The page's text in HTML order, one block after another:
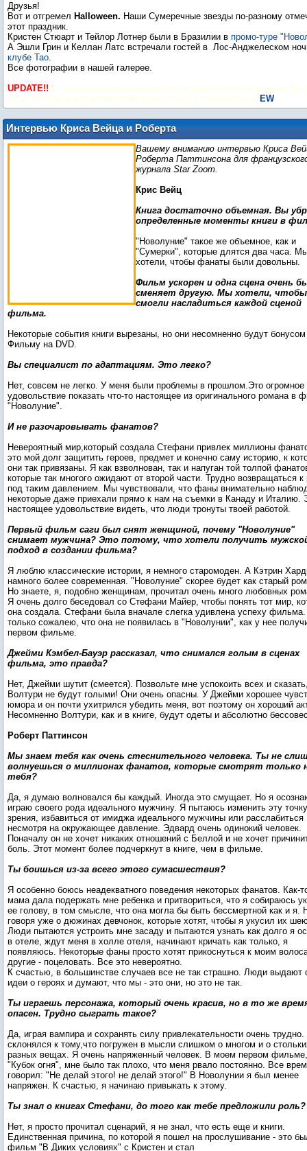
Друзья!
Вот и отгремел Halloween. Наши Сумеречные звезды по-разному
этот праздник.
Кристен Стюарт и Тейлор Лотнер были в Бразилии в промо-туре
А Эшли Грин и Келлан Латс встречали гостей в Лос-Анджелеском
клубе Tao.
Все фотографии в нашей галерее.
UPDATE!! В галерею добавлены еще фотографии из промо-тура в
а так же новая фотография Кристен Стюарт из фотосессии EW
Интервью Криса Вейца и Роберта
Паттинсона для журнале Star Zoom
Вашему вниманию интервью Криса
Роберта Паттинсона для
журнала Star Zoom.
Крис Вейц
Книга достаточно объемная. Вы
определенные моменты книги в
"Новолуние" такое же объемное, как и
"Сумерки", которые длятся два часа.
хотели, чтобы фанаты были довольны.
Фильм ускорен и одна сцена очень
сменяет другую. Мы хотели,
смогли насладиться каждой сценой
фильма.
Некоторые события книги вырезаны, но они несомненно будут бонусом
Фильму на DVD.
Вы специалист по адаптациям. Это легко?
Нет, совсем не легко. У меня были проблемы в прошлом.Это огромное
удовольствие показать что-то настоящее из оригинального романа в
"Новолуние".
И не разочаровывать фанатов?
Невероятный мир,который создала Стефани привлек миллионы
это мой долг защитить героев, предмет и конечно саму историю, к
они так привязаны. Я как взволнован, так и напуган той толпой
которые так многого ожидают от второй части. Трудно возвращаться к
под таким давлением. Мы чувствовали, что фаны внимательно
некоторые даже приехали прямо к нам на съемки в Канаду и Италию.
настоящее удовольствие видеть, что люди тронуты твоей работой.
Первый фильм саги был снят женщиной, почему "Новолуние"
снимает мужчина? Это потому, что хотели получить
подход в создании фильма?
Я люблю классические истории, я немного старомоден. А Кэтрин
намного более современная. "Новолуние" скорее будет как старый
Но знаете, я, подобно женщинам, прочитал очень много любовных
Я очень долго беседовал со Стефани Майер, чтобы понять тот мир,
она создала. Стефани была вначале слегка удивлена успеху
только сожалею, что она не появилась в "Новолунии", как у нее
первом фильме.
Джейми Кэмбел-Бауэр рассказал, что снимался голым в сценах
фильма, это правда?
Нет, Джейми шутит (смеется). Позвольте мне успокоить всех и
Волтури не будут голыми! Они очень опасны. У Джейми хорошее
юмора и он почти ухитрился убедить меня, вот поэтому он хороший
Несомненно Волтури, как и в книге, будут одеты и абсолютно
Роберт Паттинсон
Мы знаем тебя как очень стеснительного человека. Ты не
волнуешься о миллионах фанатов, которые смотрят только
тебя?
Да, я думаю волновался бы каждый. Иногда это смущает. Но я
играю своего рода идеального мужчину. Я пытаюсь изменить эту точку
зрения, избавиться от имиджа идеального мужчины или расслабиться
несмотря на окружающее давление. Эдвард очень одинокий человек.
Поначалу он не хочет никаких отношений с Беллой и не хочет
боль. Этот момент более подчеркнут в книге, чем в фильме.
Ты боишься из-за всего этого сумасшествия?
Я особенно боюсь неадекватного поведения некоторых фанатов. Как-
мама дала подержать мне ребенка и притвориться, что я собираюсь
ее голову, в том смысле, что она могла бы быть бессмертной как и я.
говоря уже о дюжинах девчонок, которые хотят, чтобы я укусил их
Люди пытаются устроить мне засаду и пытаются узнать как долго я
в отеле, ждут меня в холле отеля, начинают кричать как только, я
появляюсь. Некоторые фаны просто хотят прикоснуться к моим
другие - поцеловать. Все это невероятно.
К счастью, в большинстве случаев все не так страшно. Люди выдают
идеи о героях и думают, что мы - это они, но это не так.
Ты играешь персонажа, который очень красив, но в то же
опасен. Трудно сыграть такое?
Да, играя вампира и сохранять силу привлекательности очень
склонялся к тому,что погружен в мысли слишком о многом и о
разных вещах. Я очень напряженный человек. В моем первом фильме,
"Кубок огня", мне было так плохо, что меня рвало постоянно. Все
говорил: "Не делай этого! не делай этого!" В Новолунии я был менее
напряжен. К счастью, я начинаю привыкать к этому.
Ты знал о книгах Стефани, до того как тебе предложили роль?
Нет, я просто прочитал сценарий, я не знал, что есть еще и книги.
Единственная причина, по которой я пошел на прослушивание - это
фильм "В Диких условиях" с Кристен и стал